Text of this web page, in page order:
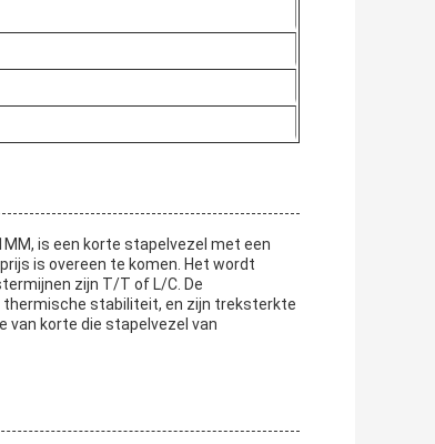
is een korte stapelvezel met een
is overeen te komen. Het wordt
zijn T/T of L/C. De
thermische stabiliteit, en zijn treksterkte
van korte die stapelvezel van